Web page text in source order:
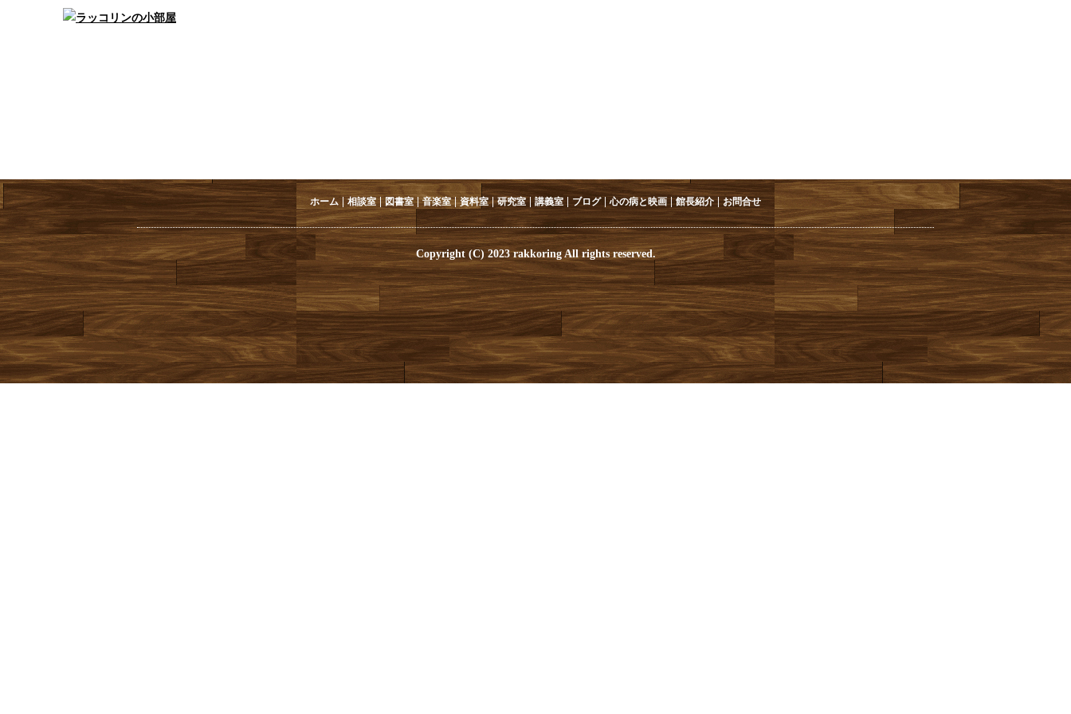
ホーム |相談室|図書室|音楽室|資料室|研究室|講義室 ブログ|心の病と映画|館長紹介| お問合せ
Copyright (C) 2023 rakkoring All rights reserved.